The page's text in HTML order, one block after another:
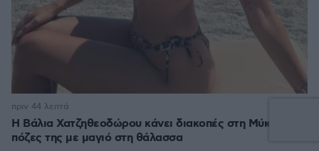
Η Βάλια Χατζηθεοδώρου κάνει διακοπές στη Μύκονο, οι
πόζες της με μαγιό στη θάλασσα
πριν 44 λεπτά